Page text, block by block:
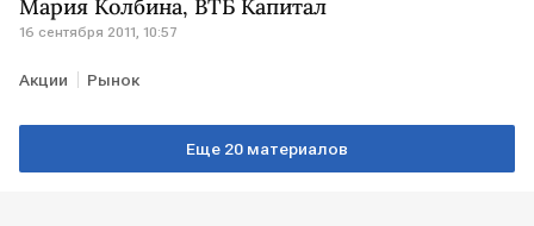
Мария Колбина, ВТБ Капитал
16 сентября 2011, 10:57
Акции Рынок
Еще 20 материалов